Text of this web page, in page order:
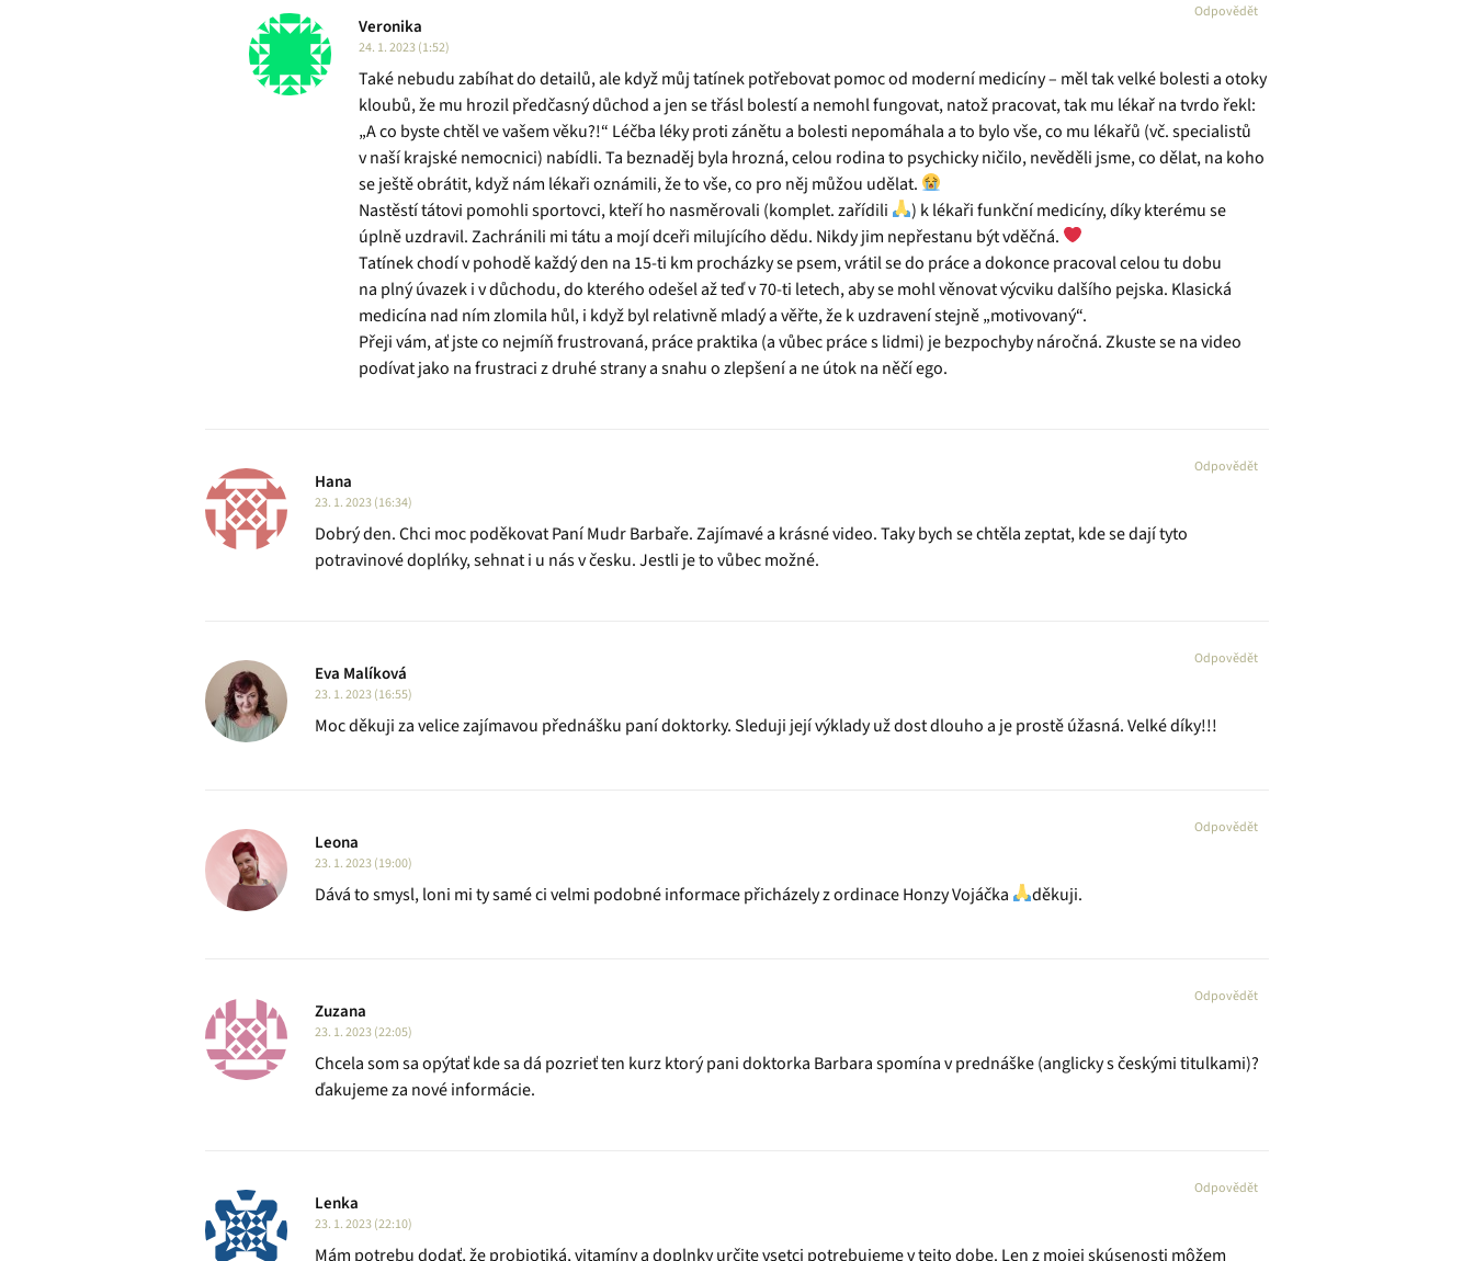
Veronika
24. 1. 2023 (1:52)
Také nebudu zabíhat do detailů, ale když můj tatínek potřebovat pomoc od moderní medicíny – měl tak velké bolesti a otoky
kloubů, že mu hrozil předčasný důchod a jen se třásl bolestí a nemohl fungovat, natož pracovat, tak mu lékař na tvrdo řekl:
„A co byste chtěl ve vašem věku?!“ Léčba léky proti zánětu a bolesti nepomáhala a to bylo vše, co mu lékařů (vč. specialistů
v naší krajské nemocnici) nabídli. Ta beznaděj byla hrozná, celou rodina to psychicky ničilo, nevěděli jsme, co dělat, na koho
se ještě obrátit, když nám lékaři oznámili, že to vše, co pro něj můžou udělat.
Nastěstí tátovi pomohli sportovci, kteří ho nasměrovali (komplet. zařídili
) k lékaři funkční medicíny, díky kterému se
úplně uzdravil. Zachránili mi tátu a mojí dceři milujícího dědu. Nikdy jim nepřestanu být vděčná.
Tatínek chodí v pohodě každý den na 15-ti km procházky se psem, vrátil se do práce a dokonce pracoval celou tu dobu
na plný úvazek i v důchodu, do kterého odešel až teď v 70-ti letech, aby se mohl věnovat výcviku dalšího pejska. Klasická
medicína nad ním zlomila hůl, i když byl relativně mladý a věřte, že k uzdravení stejně „motivovaný“.
Přeji vám, ať jste co nejmíň frustrovaná, práce praktika (a vůbec práce s lidmi) je bezpochyby náročná. Zkuste se na video
podívat jako na frustraci z druhé strany a snahu o zlepšení a ne útok na něčí ego.
Odpovědět
Hana
23. 1. 2023 (16:34)
Dobrý den. Chci moc poděkovat Paní Mudr Barbaře. Zajímavé a krásné video. Taky bych se chtěla zeptat, kde se dají tyto
potravinové doplńky, sehnat i u nás v česku. Jestli je to vůbec možné.
Odpovědět
Eva Malíková
23. 1. 2023 (16:55)
Moc děkuji za velice zajímavou přednášku paní doktorky. Sleduji její výklady už dost dlouho a je prostě úžasná. Velké díky!!!
Odpovědět
Leona
23. 1. 2023 (19:00)
Dává to smysl, loni mi ty samé ci velmi podobné informace přicházely z ordinace Honzy Vojáčka děkuji.
Odpovědět
Zuzana
23. 1. 2023 (22:05)
Chcela som sa opýtať kde sa dá pozrieť ten kurz ktorý pani doktorka Barbara spomína v prednáške (anglicky s českými titulkami)?
ďakujeme za nové informácie.
Odpovědět
Lenka
23. 1. 2023 (22:10)
Mám potrebu dodať, že probiotiká, vitamíny a doplnky určite vsetci potrebujeme v tejto dobe. Len z mojej skúsenosti môžem
Odpovědět